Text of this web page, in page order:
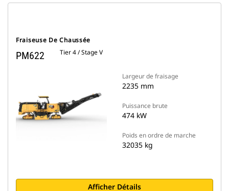
Fraiseuse De Chaussée
PM622 Tier 4 / Stage V
Largeur de fraisage
2235 mm
Puissance brute
474 kW
Poids en ordre de marche
32035 kg
Afficher Détails